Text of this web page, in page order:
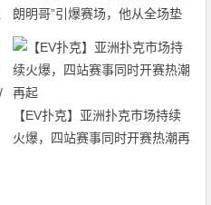
朗明哥”引爆赛场，他从全场垫
底打到了冠军争夺者
【EV扑克】亚洲扑克市场持续
火爆，四站赛事同时开赛热潮再